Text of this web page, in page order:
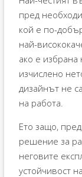
пред
кой е по-
най-
ако е
изчислено
дизайнът не
на работа.
Ето защо,
решение за
неговите
устойчивост